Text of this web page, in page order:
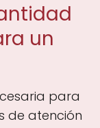
un
para
de atención